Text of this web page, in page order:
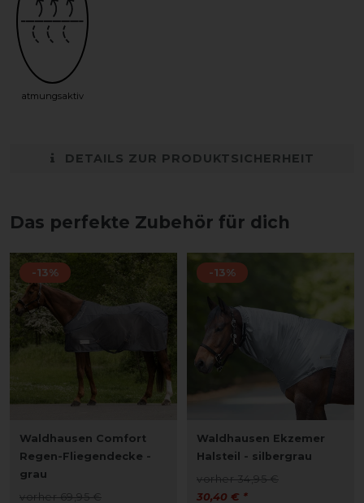
atmungsaktiv
DETAILS ZUR PRODUKTSICHERHEIT
Das perfekte Zubehör für dich
-13%
Waldhausen Comfort
Regen-Fliegendecke -
grau
vorher 69,95 €
-13%
Waldhausen Ekzemer
Halsteil - silbergrau
vorher 34,95 €
30,40 € *